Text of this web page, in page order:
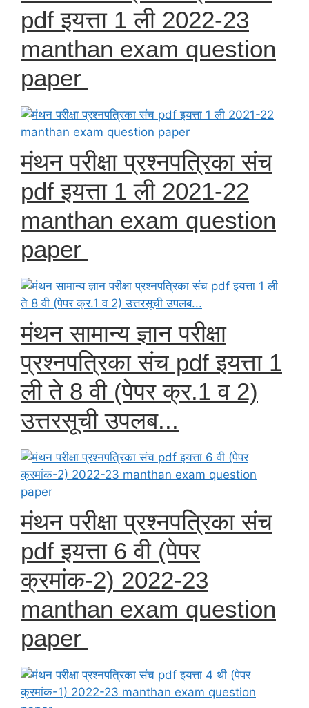
pdf इयत्ता 1 ली 2022-23
manthan exam question
paper
मंथन परीक्षा प्रश्नपत्रिका संच
pdf इयत्ता 1 ली 2021-22
manthan exam question
paper
मंथन सामान्य ज्ञान परीक्षा
प्रश्नपत्रिका संच pdf इयत्ता 1
ली ते 8 वी (पेपर क्र.1 व 2)
उत्तरसूची उपलब...
मंथन परीक्षा प्रश्नपत्रिका संच
pdf इयत्ता 6 वी (पेपर
क्रमांक-2) 2022-23
manthan exam question
paper